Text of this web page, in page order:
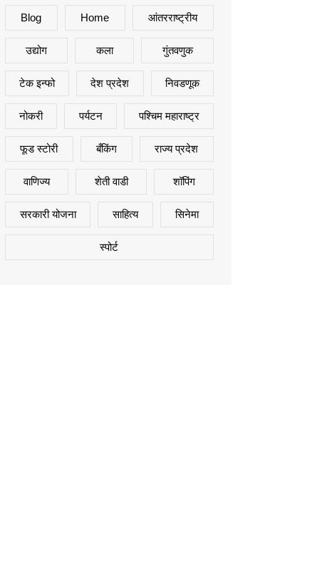
Blog Home आंतरराष्ट्रीय
उद्योग कला गुंतवणुक
टेक इन्फो देश प्रदेश निवडणूक
नोकरी पर्यटन पश्चिम महाराष्ट्र
फूड स्टोरी बँकिंग राज्य प्रदेश
वाणिज्य शेती वाडी शॉपिंग
सरकारी योजना साहित्य सिनेमा
स्पोर्ट